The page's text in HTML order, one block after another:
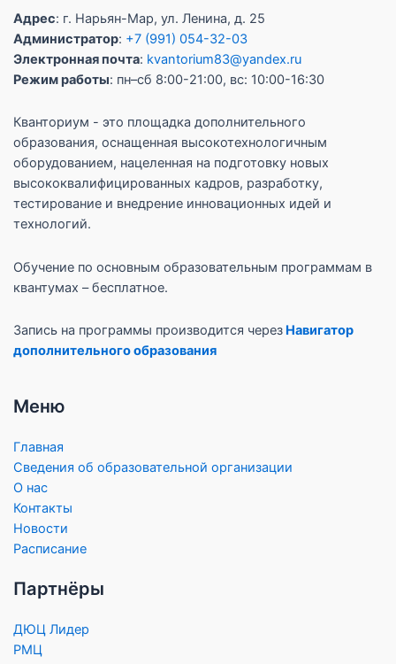
Адрес: г. Нарьян-Мар, ул. Ленина, д. 25
Администратор: +7 (991) 054-32-03
Электронная почта: kvantorium83@yandex.ru
Режим работы: пн–сб 8:00-21:00, вс: 10:00-16:30
Кванториум - это площадка дополнительного
образования, оснащенная высокотехнологичным
оборудованием, нацеленная на подготовку новых
высококвалифицированных кадров, разработку,
тестирование и внедрение инновационных идей и
технологий.
Обучение по основным образовательным программам в
квантумах – бесплатное.
Запись на программы производится через Навигатор
дополнительного образования
Меню
Главная
Сведения об образовательной организации
О нас
Контакты
Новости
Расписание
Партнёры
ДЮЦ Лидер
РМЦ